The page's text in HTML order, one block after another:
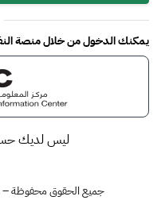
يمكنك الدخول من خلال منصة
ليس لديك
جميع الحقوق محفوظة –